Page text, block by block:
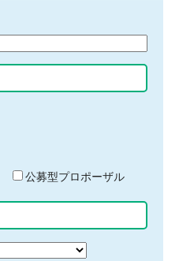
公募型プロポーザル